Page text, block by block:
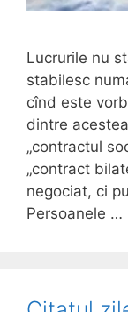
Lucrurile nu
stabilesc
cînd este
dintre
„contractul
„contract
negociat, ci
Persoanele …